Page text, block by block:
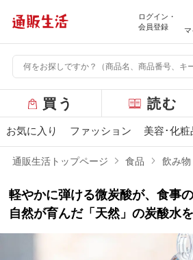
ログイン・
会員登録
ー
バ
ュ
ー
買う 読む
お気に入り ファッション 美容･化粧
通販生活トップページ 食品 飲み物
軽やかに弾ける微炭酸が、食事
自然が育んだ「天然」の炭酸水